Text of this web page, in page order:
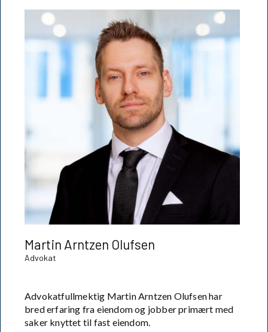
Martin Arntzen Olufsen
Advokat
Advokatfullmektig Martin Arntzen Olufsen har
bred erfaring fra eiendom og jobber primært med
saker knyttet til fast eiendom.